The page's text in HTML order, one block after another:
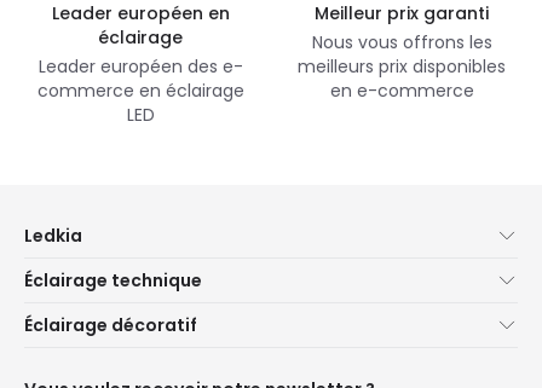
Leader européen en
éclairage
Leader européen des e-
commerce en éclairage
LED
Meilleur prix garanti
Nous vous offrons les
meilleurs prix disponibles
en e-commerce
Ledkia
Service client
Méthodes d'expédition
Éclairage technique
Marques
Éclairage décoratif
Marques de décoration premium